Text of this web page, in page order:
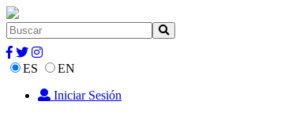
ES
EN
Iniciar Sesión